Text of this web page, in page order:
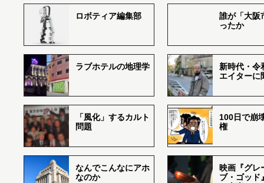
ロボティア編集部
誰が「大阪
ったか
ラブホテルの地理学
新時代・令
エイターに
「風化」するカルト
問題
100日で崩
権
なんでこんなにアホ
なのか
映画『グレ
ブ・ゴッド